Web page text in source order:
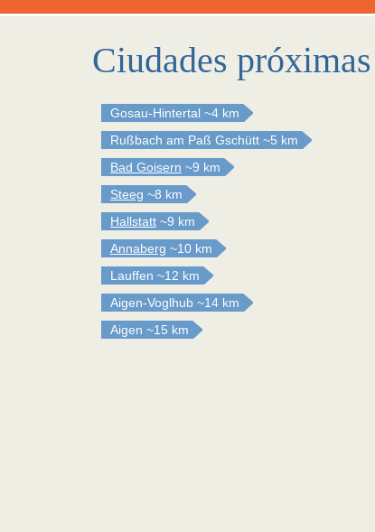
Ciudades próximas
Gosau-Hintertal ~4 km
Rußbach am Paß Gschütt ~5 km
Bad Goisern ~9 km
Steeg ~8 km
Hallstatt ~9 km
Annaberg ~10 km
Lauffen ~12 km
Aigen-Voglhub ~14 km
Aigen ~15 km